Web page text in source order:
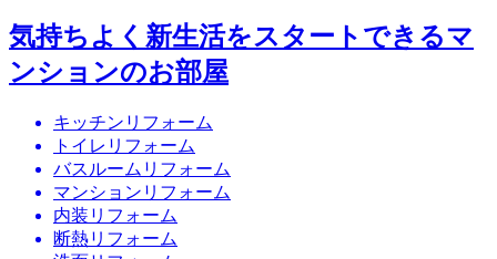
気持ちよく新生活をスタートできるマ
ンションのお部屋
キッチンリフォーム
トイレリフォーム
バスルームリフォーム
マンションリフォーム
内装リフォーム
断熱リフォーム